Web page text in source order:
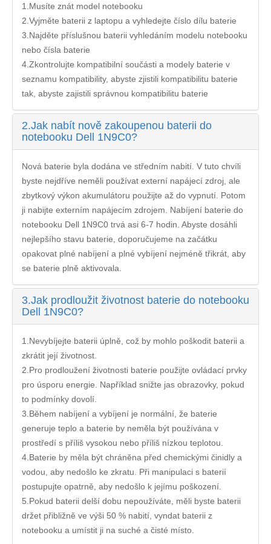
1.Musíte znát model notebooku
2.Vyjměte baterii z laptopu a vyhledejte číslo dílu baterie
3.Najděte příslušnou baterii vyhledáním modelu notebooku
nebo čísla baterie
4.Zkontrolujte kompatibilní součásti a modely baterie v
seznamu kompatibility, abyste zjistili kompatibilitu baterie
tak, abyste zajistili správnou kompatibilitu baterie
2.Jak nabít nově zakoupenou baterii do
notebooku Dell 1N9C0?
Nová baterie byla dodána ve středním nabití. V tuto chvíli
byste nejdříve neměli používat externí napájecí zdroj, ale
zbytkový výkon akumulátoru použijte až do vypnutí. Potom
ji nabijte externím napájecím zdrojem. Nabíjení baterie do
notebooku Dell 1N9C0 trvá asi 6-7 hodin. Abyste dosáhli
nejlepšího stavu baterie, doporučujeme na začátku
opakovat plné nabíjení a plné vybíjení nejméně třikrát, aby
se baterie plně aktivovala.
3.Jak prodloužit životnost baterie do notebooku
Dell 1N9C0?
1.Nevybíjejte baterii úplně, což by mohlo poškodit baterii a
zkrátit její životnost.
2.Pro prodloužení životnosti baterie použijte ovládací prvky
pro úsporu energie. Například snižte jas obrazovky, pokud
to podmínky dovolí.
3.Během nabíjení a vybíjení je normální, že baterie
generuje teplo a baterie by neměla být používána v
prostředí s příliš vysokou nebo příliš nízkou teplotou.
4.Baterie by měla být chráněna před chemickými činidly a
vodou, aby nedošlo ke zkratu. Při manipulaci s baterií
postupujte opatrně, aby nedošlo k jejímu poškození.
5.Pokud baterii delší dobu nepoužíváte, měli byste baterii
držet přibližně ve výši 50 % nabití, vyndat baterii z
notebooku a umístit ji na suché a čisté místo.